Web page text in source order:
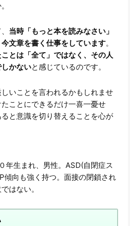
当時「もっと本を読みなさい」
文章を書く仕事をしています。
とは「全て」ではなく、その人
かないと感じているのです。
いことを言われるかもしれませ
ことにできるだけ一喜一憂せ
と意識を切り替えることを心が
年生まれ、男性。ASD(自閉症ス
傾向も強く持つ。面接の閉鎖され
はない。